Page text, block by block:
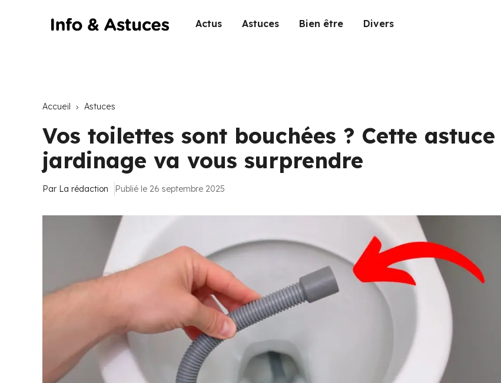
Actus Astuces Bien être Divers
Accueil Astuces
Vos toilettes sont bouchées ? Cette astuce
jardinage va vous surprendre
Par La rédaction Publié le 26 septembre 2025